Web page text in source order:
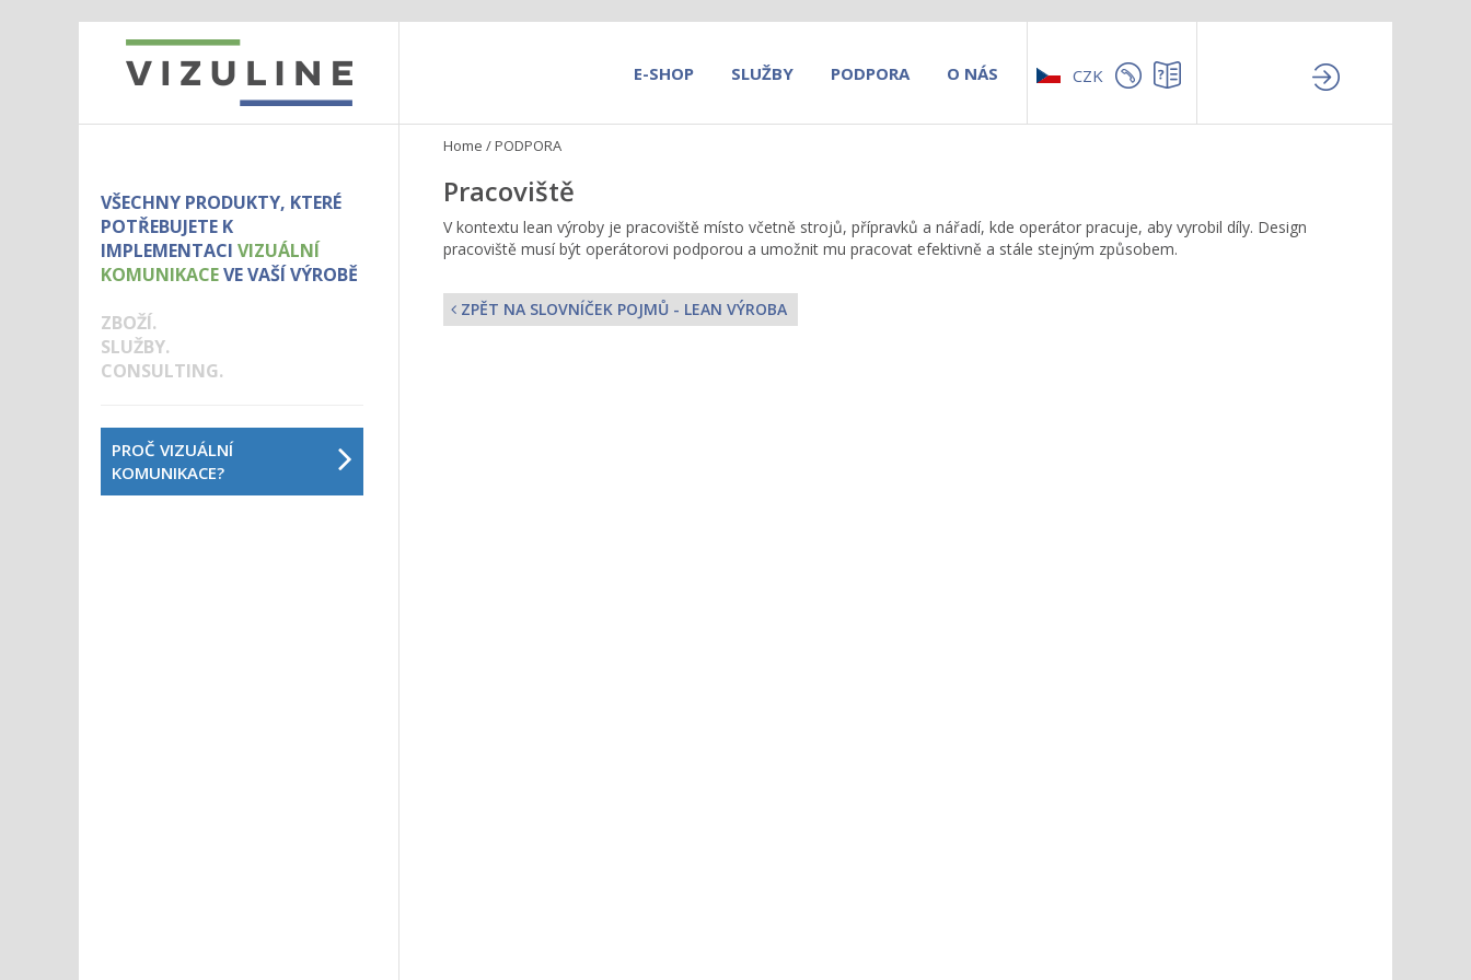
E-SHOP SLUŽBY PODPORA O NÁS CZK
VŠECHNY PRODUKTY, KTERÉ
POTŘEBUJETE K
IMPLEMENTACI VIZUÁLNÍ
KOMUNIKACEVE VAŠÍ VÝROBĚ
ZBOŽÍ.
SLUŽBY.
CONSULTING.
PROČ VIZUÁLNÍ
KOMUNIKACE?
Home /PODPORA
Pracoviště
V kontextu lean výroby je pracoviště místo včetně strojů, přípravků a nářadí, kde operátor pracuje, aby vyrobil díly. Design
pracoviště musí být operátorovi podporou a umožnit mu pracovat efektivně a stále stejným způsobem.
ZPĚT NA SLOVNÍČEK POJMŮ - LEAN VÝROBA